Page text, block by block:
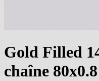
Gold Filled
chaîne